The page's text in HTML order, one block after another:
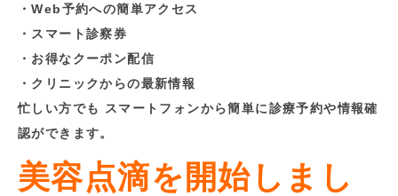
・Web予約への簡単アクセス
・スマート診察券
・お得なクーポン配信
・クリニックからの最新情報
忙しい方でも スマートフォンから簡単に診療予約や情報確
認ができます。
美容点滴を開始しまし